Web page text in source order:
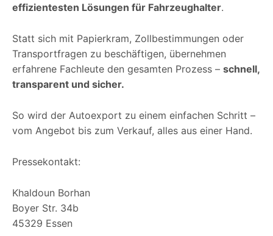
effizientesten Lösungen für Fahrzeughalter.
Statt sich mit Papierkram, Zollbestimmungen oder
Transportfragen zu beschäftigen, übernehmen
erfahrene Fachleute den gesamten Prozess – schnell,
transparent und sicher.
So wird der Autoexport zu einem einfachen Schritt –
vom Angebot bis zum Verkauf, alles aus einer Hand.
Pressekontakt:
Khaldoun Borhan
Boyer Str. 34b
45329 Essen